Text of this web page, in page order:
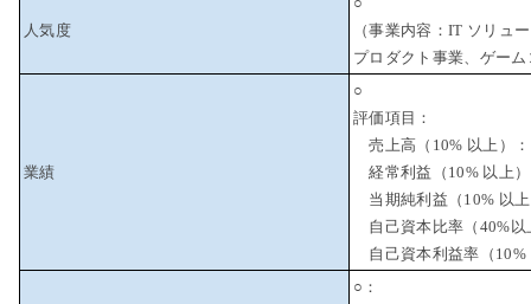
人気度
（事業内容：IT ソリュ
プロダクト事業、ゲー
業績
○
評価項目：
売上高（10% 以上）
経常利益（10% 以上
当期純利益（10% 以
自己資本比率（40%以
自己資本利益率（10%
○：